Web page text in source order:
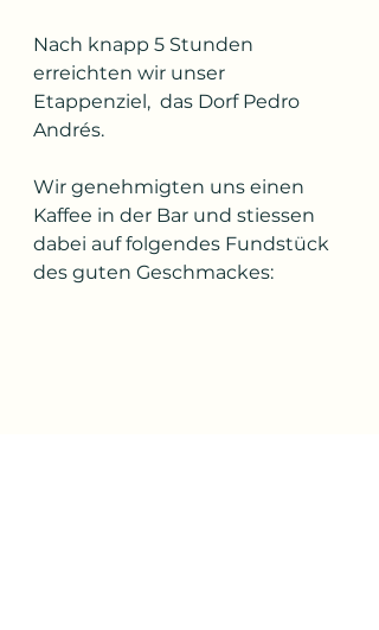
Nach knapp 5 Stunden
erreichten wir unser
Etappenziel,  das Dorf Pedro
Andrés.
Wir genehmigten uns einen
Kaffee in der Bar und stiessen
dabei auf folgendes Fundstück
des guten Geschmackes: